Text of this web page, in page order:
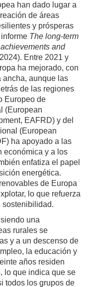
han dado lugar a
de áreas
y prósperas
The long-term
and
Entre 2021 y
ha mejorado, con
ancha, aunque las
de las regiones
Europeo de
(European
EAFRD) y del
(European
ha apoyado a las
económica y a los
enfatiza el papel
energética.
de Europa
lo que refuerza
sostenibilidad.
una
rurales se
y a un descenso de
la educación y
años residen
lo que indica que se
todos los grupos de